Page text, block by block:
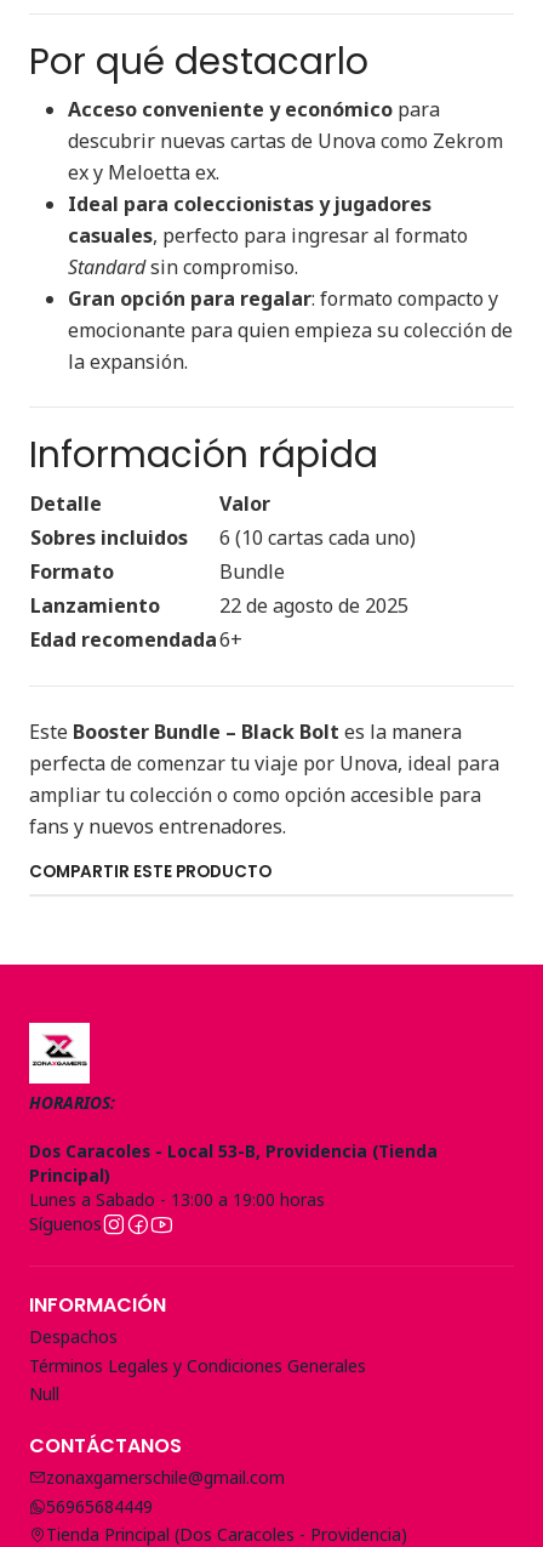
Por qué destacarlo
Acceso conveniente y económico para
descubrir nuevas cartas de Unova como Zekrom
ex y Meloetta ex.
Ideal para coleccionistas y jugadores
casuales, perfecto para ingresar al formato
Standardsin compromiso.
Gran opción para regalar: formato compacto y
emocionante para quien empieza su colección de
la expansión.
Información rápida
Detalle
Valor
Sobres incluidos
6 (10 cartas cada uno)
Formato
Bundle
Lanzamiento
22 de agosto de 2025
Edad recomendada6+
Este Booster Bundle – Black Bolt es la manera
perfecta de comenzar tu viaje por Unova, ideal para
ampliar tu colección o como opción accesible para
fans y nuevos entrenadores.
COMPARTIR ESTE PRODUCTO
HORARIOS:
Dos Caracoles - Local 53-B, Providencia (Tienda
Principal)
Lunes a Sabado - 13:00 a 19:00 horas
Síguenos
INFORMACIÓN
Despachos
Términos Legales y Condiciones Generales
Null
CONTÁCTANOS
zonaxgamerschile@gmail.com
56965684449
Tienda Principal (Dos Caracoles - Providencia)